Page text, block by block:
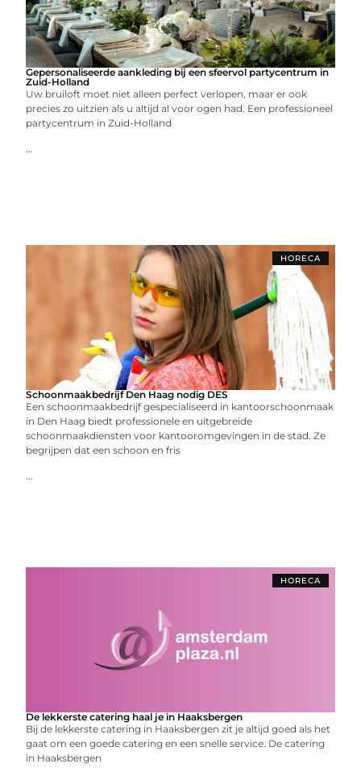
Gepersonaliseerde aankleding bij een sfeervol partycentrum in
Zuid-Holland
Uw bruiloft moet niet alleen perfect verlopen, maar er ook
precies zo uitzien als u altijd al voor ogen had. Een professioneel
partycentrum in Zuid-Holland
...
HORECA
Schoonmaakbedrijf Den Haag nodig DES
Een schoonmaakbedrijf gespecialiseerd in kantoorschoonmaak
in Den Haag biedt professionele en uitgebreide
schoonmaakdiensten voor kantooromgevingen in de stad. Ze
begrijpen dat een schoon en fris
...
HORECA
De lekkerste catering haal je in Haaksbergen
Bij de lekkerste catering in Haaksbergen zit je altijd goed als het
gaat om een goede catering en een snelle service. De catering
in Haaksbergen